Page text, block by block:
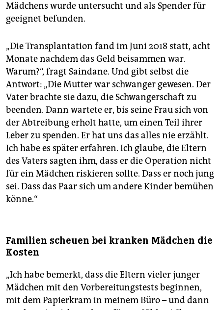
Mädchens wurde untersucht und als Spender für
geeignet befunden.
„Die Transplantation fand im Juni 2018 statt, acht
Monate nachdem das Geld beisammen war.
Warum?“, fragt Saindane. Und gibt selbst die
Antwort: „Die Mutter war schwanger gewesen. Der
Vater brachte sie dazu, die Schwangerschaft zu
beenden. Dann wartete er, bis seine Frau sich von
der Abtreibung erholt hatte, um einen Teil ihrer
Leber zu spenden. Er hat uns das alles nie erzählt.
Ich habe es später erfahren. Ich glaube, die Eltern
des Vaters sagten ihm, dass er die Operation nicht
für ein Mädchen riskieren sollte. Dass er noch jung
sei. Dass das Paar sich um andere Kinder bemühen
könne.“
Familien scheuen bei kranken Mädchen die
Kosten
„Ich habe bemerkt, dass die Eltern vieler junger
Mädchen mit den Vorbereitungstests beginnen,
mit dem Papierkram in meinem Büro – und dann